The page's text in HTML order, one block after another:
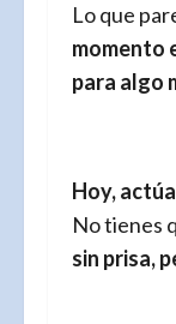
Lo que
momento
para algo
Hoy,
No tienes
sin prisa,